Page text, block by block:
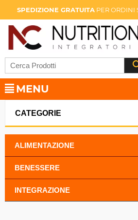
SPEDIZIONE GRATUITAPER ORDINI
MENU
CATEGORIE
ALIMENTAZIONE
BENESSERE
INTEGRAZIONE